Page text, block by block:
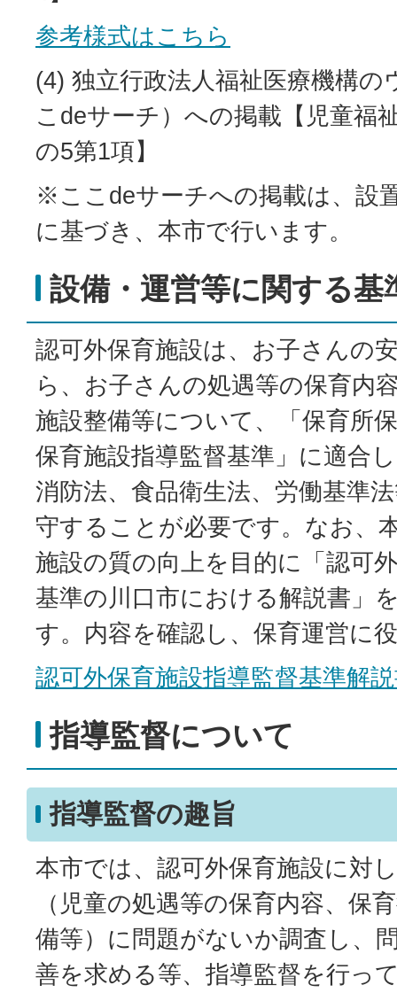
参考様式はこちら
(4) 独立行政法人福祉医療機構
こdeサーチ）への掲載【児童福
の5第1項】
※ここdeサーチへの掲載は、設
に基づき、本市で行います。
設備・運営等に関する基
認可外保育施設は、お子さんの
ら、お子さんの処遇等の保育内
施設整備等について、「保育所
保育施設指導監督基準」に適合
消防法、食品衛生法、労働基準
守することが必要です。なお、
施設の質の向上を目的に「認可
基準の川口市における解説書」
す。内容を確認し、保育運営に
認可外保育施設指導監督基準解
指導監督について
指導監督の趣旨
本市では、認可外保育施設に対
（児童の処遇等の保育内容、保
備等）に問題がないか調査し、
善を求める等、指導監督を行っ